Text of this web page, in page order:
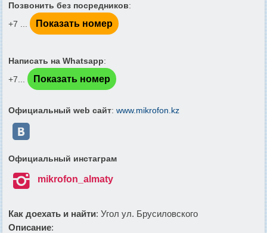
Позвонить без посредников:
+7 ...
Показать номер
Написать на Whatsapp:
+7...
Показать номер
Официальный web сайт: www.mikrofon.kz

Официальный инстаграм
 mikrofon_almaty
Как доехать и найти: Угол ул. Брусиловского
Описание: